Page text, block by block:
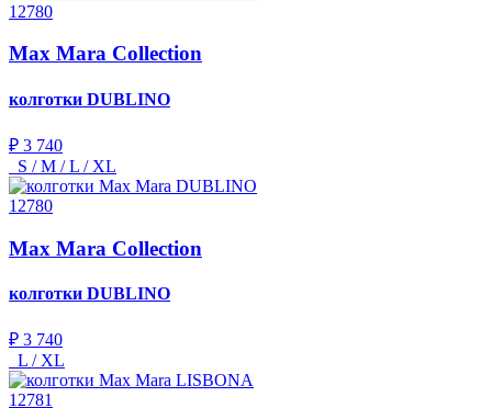
12780
Max Mara Collection
колготки DUBLINO
₽ 3 740
S / M / L / XL
12780
Max Mara Collection
колготки DUBLINO
₽ 3 740
L / XL
12781